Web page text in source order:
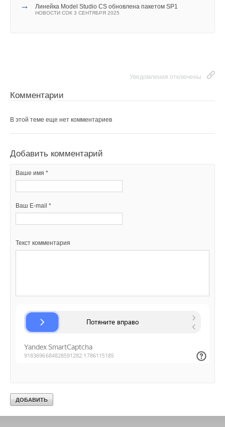
→ Линейка Model Studio CS обновлена пакетом SP1
НОВОСТИ СОК 3 СЕНТЯБРЯ 2025
Уведомления отключены
Комментарии
В этой теме еще нет комментариев
Добавить комментарий
Ваше имя *
Ваш E-mail *
Текст комментария